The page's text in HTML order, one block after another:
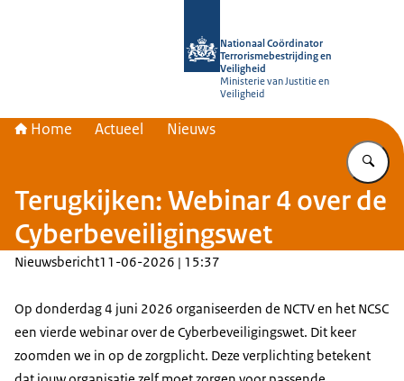
Nationaal Coördinator
Terrorismebestrijding en
Veiligheid
Ministerie van Justitie en
Veiligheid
Home Actueel Nieuws
Terugkijken: Webinar 4 over de
Cyberbeveiligingswet
Nieuwsbericht11-06-2026 | 15:37
Op donderdag 4 juni 2026 organiseerden de NCTV en het NCSC
een vierde webinar over de Cyberbeveiligingswet. Dit keer
zoomden we in op de zorgplicht. Deze verplichting betekent